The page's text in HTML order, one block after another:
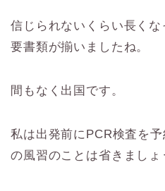
信じられないくらい長く
要書類が揃いましたね。
間もなく出国です。
私は出発前にPCR検査を
の風習のことは省きましょ